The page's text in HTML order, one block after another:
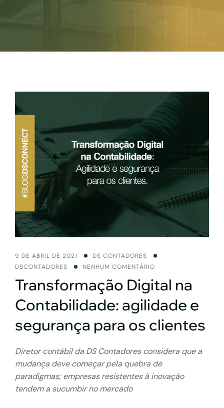
9 DE ABRIL DE 2021
DS CONTADORES
DSCONTADORES
NENHUM COMENTÁRIO
Transformação Digital na
Contabilidade: agilidade e
segurança para os clientes
Diretor contábil da DS Contadores considera que a
mudança deve começar pela quebra de
paradigmas; empresas resistentes à inovação
tendem a sucumbir no mercado